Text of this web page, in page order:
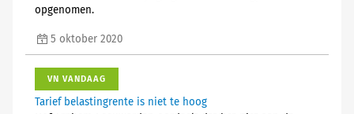
opgenomen.
5 oktober 2020
VN VANDAAG
Tarief belastingrente is niet te hoog